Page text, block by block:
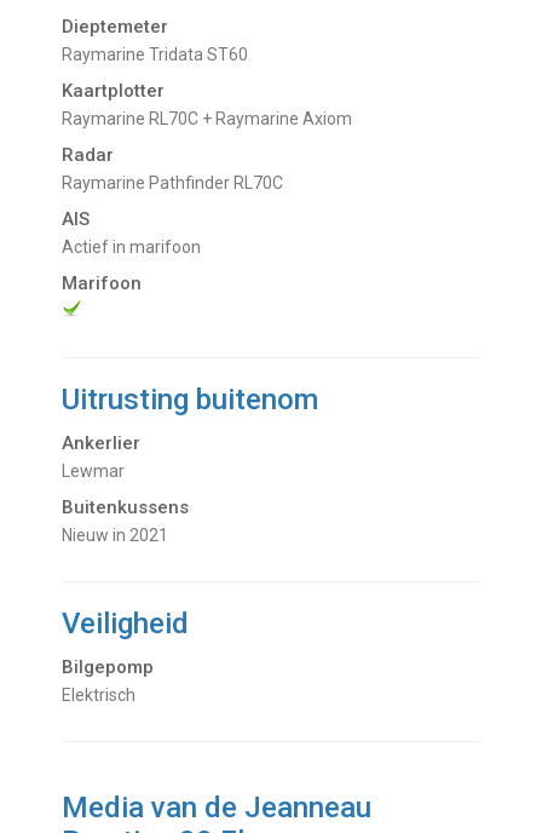
Dieptemeter
Raymarine Tridata ST60
Kaartplotter
Raymarine RL70C + Raymarine Axiom
Radar
Raymarine Pathfinder RL70C
AIS
Actief in marifoon
Marifoon
Uitrusting buitenom
Ankerlier
Lewmar
Buitenkussens
nieuw in 2021
Veiligheid
Bilgepomp
Elektrisch
Media van de Jeanneau